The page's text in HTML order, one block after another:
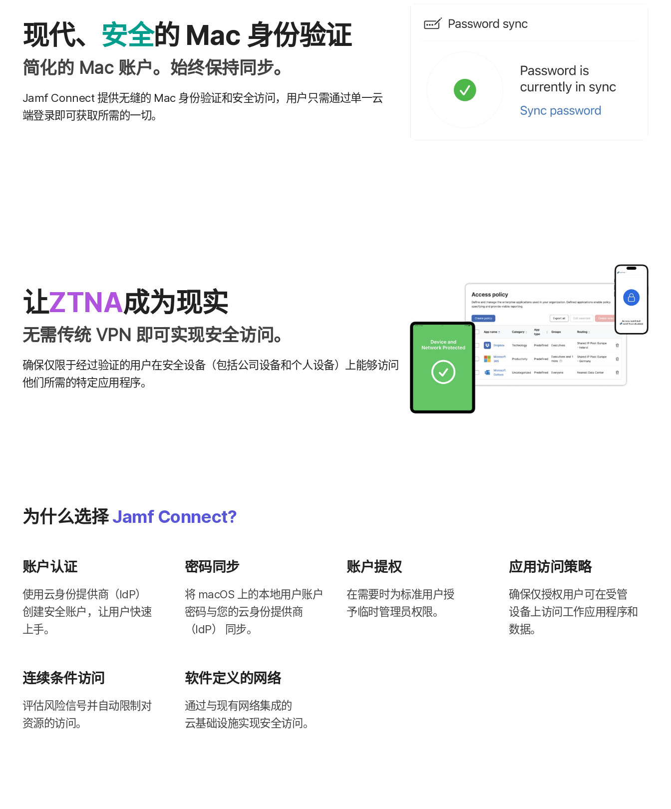
现代、 安全的 Mac 身份验证
简化​的 Mac 账户。​始终​保持​同步。
Jamf Connect 提供​无缝​的 Mac 身份验证​和​安全​访问，​用户​只​需​通过​单​一​云​
端登录即​可​获取​所​需​的​一切。
让ZTNA成为​现实
无​需​传统VPN 即​可​实现​安全​访问。
确​保仅​限于​经过​验证​的​用户​在​安全​设备​（包括​公司​设备​和​个人​设备）​上​能够​访问​
他们​所需​的​特定​应用​程序。
为什么​选择 Jamf Connect?
账户​认证
使用​云身份​提供​商​（IdP）​
创建​安全​账户，​让​用户​快速​
上手。
密​码​同​步
将macOS
上​的​本地​用​户​账户​
密码​与​您​的​云身份​提供​商
（IdP） 同步。
账户​提权
在​需要​时​为​标准​用​户​授​
予临时​管理员​权限。
应用​访问​策略
确​保仅​授权​用户​可​在​受管​
设备​上​访问​工作​应用​程序​和​
数据。
连续​条件​访问
评估​风险信号​并​自动​限制​对​
资源​的​访问。
软​件​定义​的​网络
通过​与​现有​网络​集成​的​
云基础​设施​实现​安全​访问。